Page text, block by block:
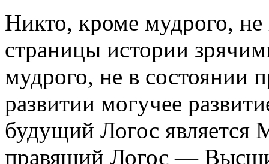
Никто, кроме мудрого, не
страницы истории
мудрого, не в состоянии
развитии могучее
будущий Логос
правящий Логос —